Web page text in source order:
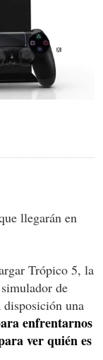
X
llegarán en
Trópico 5, la
de
disposición una
enfrentarnos
ver quién es